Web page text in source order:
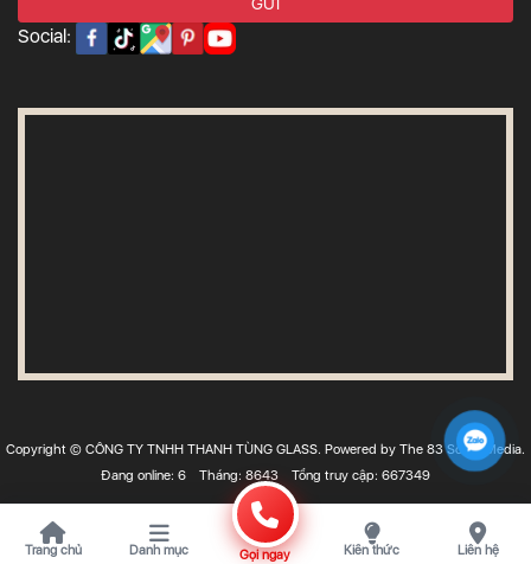
Social:
Copyright © CÔNG TY TNHH THANH TÙNG GLASS. Powered by The 83 Social Media.
Đang online: 6
Tháng: 8643 Tổng truy cập: 667349
Trang chủ Danh mục Gọi ngay Kiến thức Liên hệ